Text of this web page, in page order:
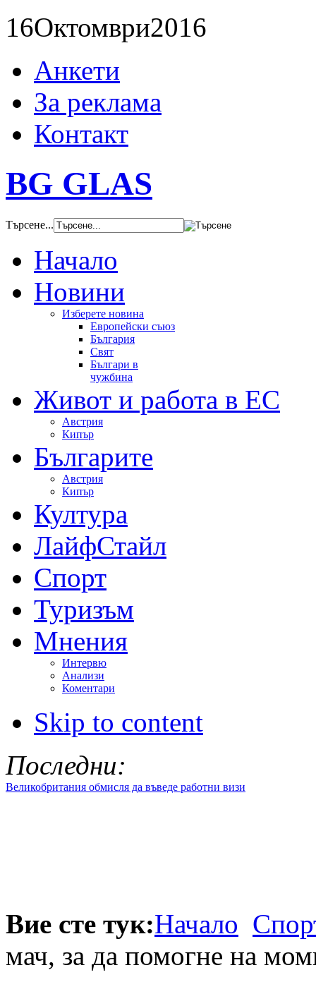
16Октомври2016
Анкети
За реклама
Контакт
BG GLAS
Търсене...
Начало
Новини
Изберете новина
Европейски съюз
България
Свят
Българи в
чужбина
Живот и работа в ЕС
Австрия
Кипър
Българите
Австрия
Кипър
Култура
ЛайфСтайл
Спорт
Туризъм
Мнения
Интервю
Анализи
Коментари
Skip to content
Последни:
Великобритания обмисля да въведе работни визи
Вие сте тук:Начало
мач, за да помогне на